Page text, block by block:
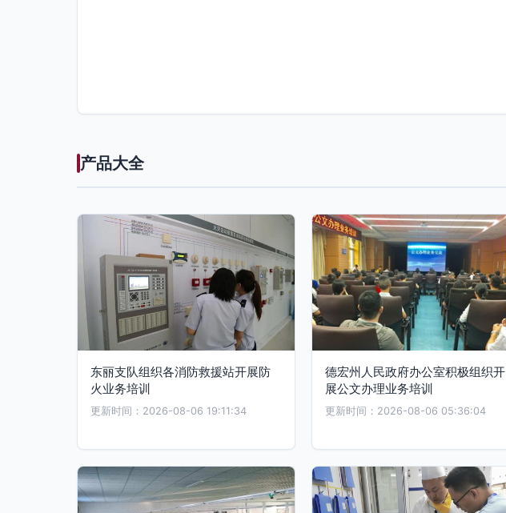
产品大全
东丽支队组织各消防救援站开展防
火业务培训
更新时间：2026-08-06 19:11:34
德宏州人民政府办公室积极组织开
展公文办理业务培训
更新时间：2026-08-06 05:36:04